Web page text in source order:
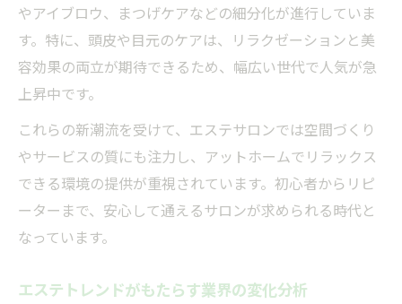
やアイブロウ、まつげケアなどの細分化が進行していま
す。特に、頭皮や目元のケアは、リラクゼーションと美
容効果の両立が期待できるため、幅広い世代で人気が急
上昇中です。
これらの新潮流を受けて、エステサロンでは空間づくり
やサービスの質にも注力し、アットホームでリラックス
できる環境の提供が重視されています。初心者からリピ
ーターまで、安心して通えるサロンが求められる時代と
なっています。
エステトレンドがもたらす業界の変化分析